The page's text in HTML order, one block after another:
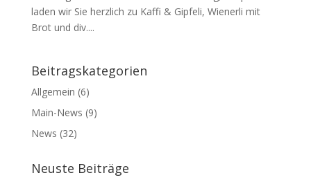
laden wir Sie herzlich zu Kaffi & Gipfeli, Wienerli mit
Brot und div....
Beitragskategorien
Allgemein (6)
Main-News (9)
News (32)
Neuste Beiträge